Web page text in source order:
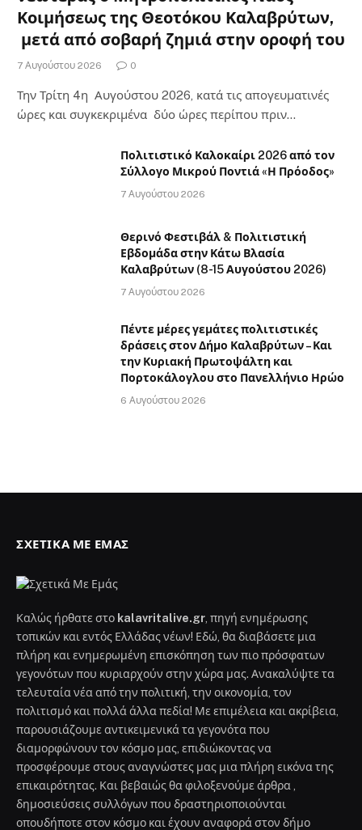
Κοιμήσεως της Θεοτόκου Καλαβρύτων,
μετά από σοβαρή ζημιά στην οροφή του
7 Αυγούστου 2026 0
Την Τρίτη 4η Αυγούστου 2026, κατά τις απογευματινές
ώρες και συγκεκριμένα δύο ώρες περίπου πριν…
Πολιτιστικό Καλοκαίρι 2026 από τον
Σύλλογο Μικρού Ποντιά «Η Πρόοδος»
7 Αυγούστου 2026
Θερινό Φεστιβάλ & Πολιτιστική
Εβδομάδα στην Κάτω Βλασία
Καλαβρύτων (8-15 Αυγούστου 2026)
7 Αυγούστου 2026
Πέντε μέρες γεμάτες πολιτιστικές
δράσεις στον Δήμο Καλαβρύτων – Και
την Κυριακή Πρωτοψάλτη και
Πορτοκάλογλου στο Πανελλήνιο Ηρώο
6 Αυγούστου 2026
ΣΧΕΤΙΚΆ ΜΕ ΕΜΆΣ
Καλώς ήρθατε στο kalavritalive.gr , πηγή ενημέρωσης
τοπικών και εντός Ελλάδας νέων! Εδώ, θα διαβάσετε μια
πλήρη και ενημερωμένη επισκόπηση των πιο πρόσφατων
γεγονότων που κυριαρχούν στην χώρα μας. Ανακαλύψτε τα
τελευταία νέα από την πολιτική, την οικονομία, τον
πολιτισμό και πολλά άλλα πεδία! Με επιμέλεια και ακρίβεια,
παρουσιάζουμε αντικειμενικά τα γεγονότα που
διαμορφώνουν τον κόσμο μας, επιδιώκοντας να
προσφέρουμε στους αναγνώστες μας μια πλήρη εικόνα της
επικαιρότητας. Και βεβαιώς θα φιλοξενούμε άρθρα ,
δημοσιεύσεις συλλόγων που δραστηριοποιούνται
οπουδήποτε στον κόσμο και έχουν αναφορά στον δήμο